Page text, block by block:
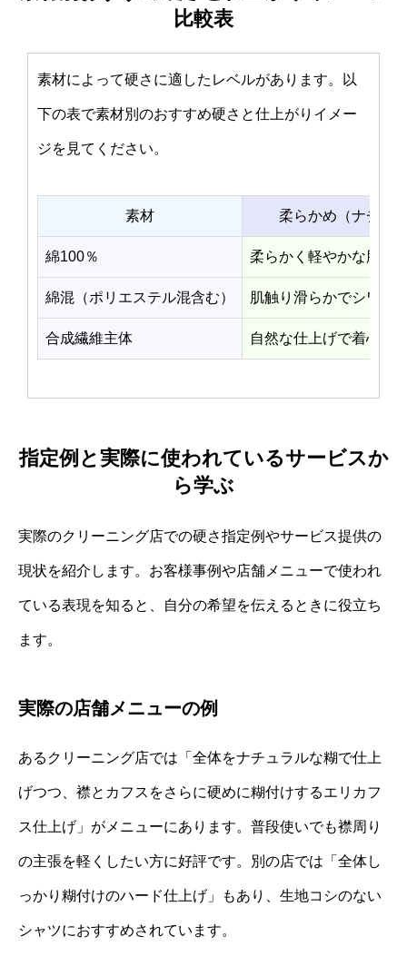
比較表
素材によって硬さに適したレベルがあります。以
下の表で素材別のおすすめ硬さと仕上がりイメー
ジを見てください。
素材 柔らかめ（ナチュ
綿100％ 柔らかく軽やかな肌触
綿混（ポリエステル混含む） 肌触り滑らかでシワに
合成繊維主体 自然な仕上げで着心地
指定例と実際に使われているサービスか
ら学ぶ
実際のクリーニング店での硬さ指定例やサービス提供の
現状を紹介します。お客様事例や店舗メニューで使われ
ている表現を知ると、自分の希望を伝えるときに役立ち
ます。
実際の店舗メニューの例
あるクリーニング店では「全体をナチュラルな糊で仕上
げつつ、襟とカフスをさらに硬めに糊付けするエリカフ
ス仕上げ」がメニューにあります。普段使いでも襟周り
の主張を軽くしたい方に好評です。別の店では「全体し
っかり糊付けのハード仕上げ」もあり、生地コシのない
シャツにおすすめされています。